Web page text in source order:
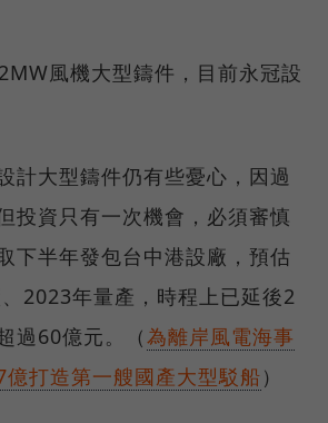
風機大型鑄件，目前永冠設
計大型鑄件仍有些憂心，因過
投資只有一次機會，必須審慎
下半年發包台中港設廠，預估
2023年量產，時程上已延後2
過60億元。（為離岸風電海事
打造第一艘國產大型駁船）